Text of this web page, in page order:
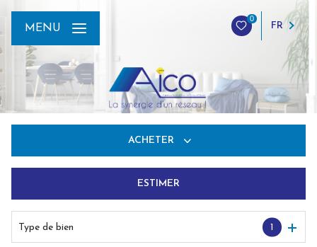
0
FR
MENU
ACHETER
De l'immo pro
ESTIMER
Type de bien 1